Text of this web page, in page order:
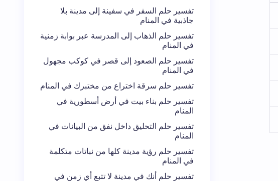
تفسير حلم السفر في سفينة إلى مدينة بلا
جاذبية في المنام
تفسير حلم الذهاب إلى المدرسة عبر بوابة زمنية
في المنام
تفسير حلم الصعود إلى قصر في كوكب مجهول
في المنام
تفسير حلم سرقة اختراع من مختبرك في المنام
تفسير حلم بناء بيت في أرض أسطورية في
المنام
تفسير حلم التحليق داخل نفق من البيانات في
المنام
تفسير حلم رؤية مدينة كلها من نباتات متكلمة
في المنام
تفسير حلم أنك في مدينة لا تتبع أي زمن في